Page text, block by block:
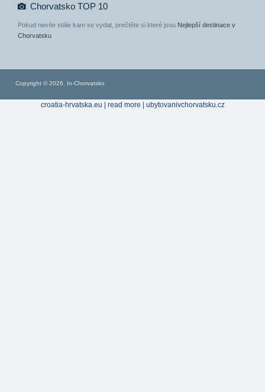
Chorvatsko TOP 10
Pokud nevíte stále kam se vydat, prečtěte si které jsou Nejlepší destinace v
Chorvatsku
Copyright © 2026. In-Chorvatsko
croatia-hrvatska.eu | read more | ubytovanivchorvatsku.cz